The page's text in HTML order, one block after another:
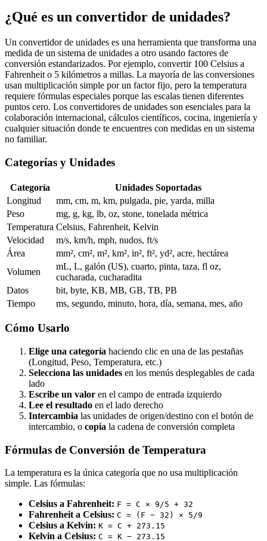
¿Qué es un convertidor de unidades?
Un convertidor de unidades es una herramienta que transforma una
medida de un sistema de unidades a otro usando factores de
conversión estandarizados. Por ejemplo, convertir 100 Celsius a
Fahrenheit o 5 kilómetros a millas. La mayoría de las conversiones
usan multiplicación simple por un factor fijo, pero la temperatura
requiere fórmulas especiales porque las escalas tienen diferentes
puntos cero. Los convertidores de unidades son esenciales para la
colaboración internacional, cálculos científicos, cocina, ingeniería y
cualquier situación donde te encuentres con medidas en un sistema
no familiar.
Categorías y Unidades
Categoría
Unidades Soportadas
Longitud
mm, cm, m, km, pulgada, pie, yarda, milla
Peso
mg, g, kg, lb, oz, stone, tonelada métrica
Temperatura Celsius, Fahrenheit, Kelvin
Velocidad
m/s, km/h, mph, nudos, ft/s
Área
mm², cm², m², km², in², ft², yd², acre, hectárea
Volumen
mL, L, galón (US), cuarto, pinta, taza, fl oz,
cucharada, cucharadita
Datos
bit, byte, KB, MB, GB, TB, PB
Tiempo
ms, segundo, minuto, hora, día, semana, mes, año
Cómo Usarlo
Elige una categoría haciendo clic en una de las pestañas
(Longitud, Peso, Temperatura, etc.)
Selecciona las unidades en los menús desplegables de cada
lado
Escribe un valor en el campo de entrada izquierdo
Lee el resultado en el lado derecho
Intercambia las unidades de origen/destino con el botón de
intercambio, o copia la cadena de conversión completa
Fórmulas de Conversión de Temperatura
La temperatura es la única categoría que no usa multiplicación
simple. Las fórmulas:
Celsius a Fahrenheit: F = C × 9/5 + 32
Fahrenheit a Celsius: C = (F − 32) × 5/9
Celsius a Kelvin: K = C + 273.15
Kelvin a Celsius: C = K − 273.15